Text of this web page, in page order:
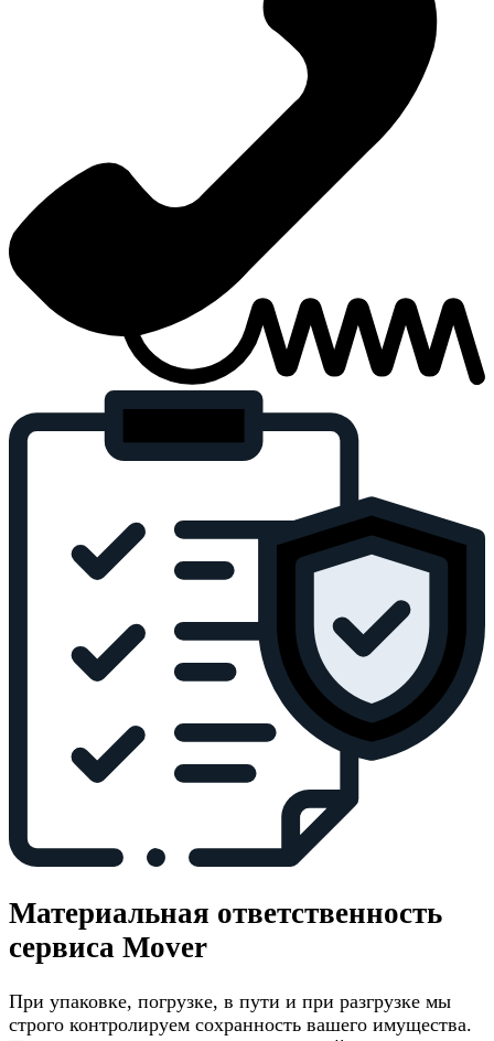
Материальная ответственность
сервиса Mover
При упаковке, погрузке, в пути и при разгрузке мы
строго контролируем сохранность вашего имущества.